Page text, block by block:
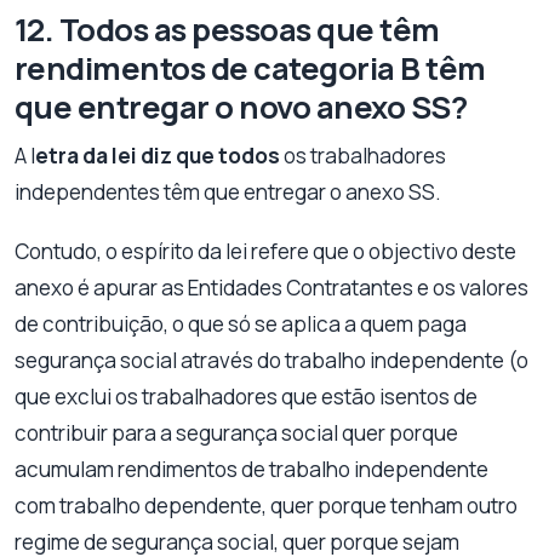
12. Todos as pessoas que têm
rendimentos de categoria B têm
que entregar o novo anexo SS?
A letra da lei diz que todosos trabalhadores
independentes têm que entregar o anexo SS.
Contudo, o espírito da lei refere que o objectivo deste
anexo é apurar as Entidades Contratantes e os valores
de contribuição, o que só se aplica a quem paga
segurança social através do trabalho independente (o
que exclui os trabalhadores que estão isentos de
contribuir para a segurança social quer porque
acumulam rendimentos de trabalho independente
com trabalho dependente, quer porque tenham outro
regime de segurança social, quer porque sejam